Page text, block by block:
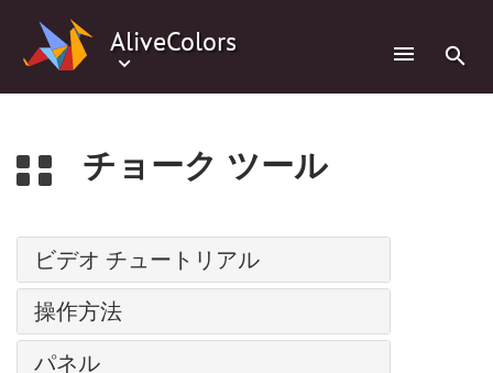
AliveColors
チョーク ツール
ビデオ チュートリアル
パス上にテキスト
調整レイヤー
バッチ処理
操作方法
インストール方法: Windows
パネル